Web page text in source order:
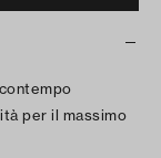
per il massimo